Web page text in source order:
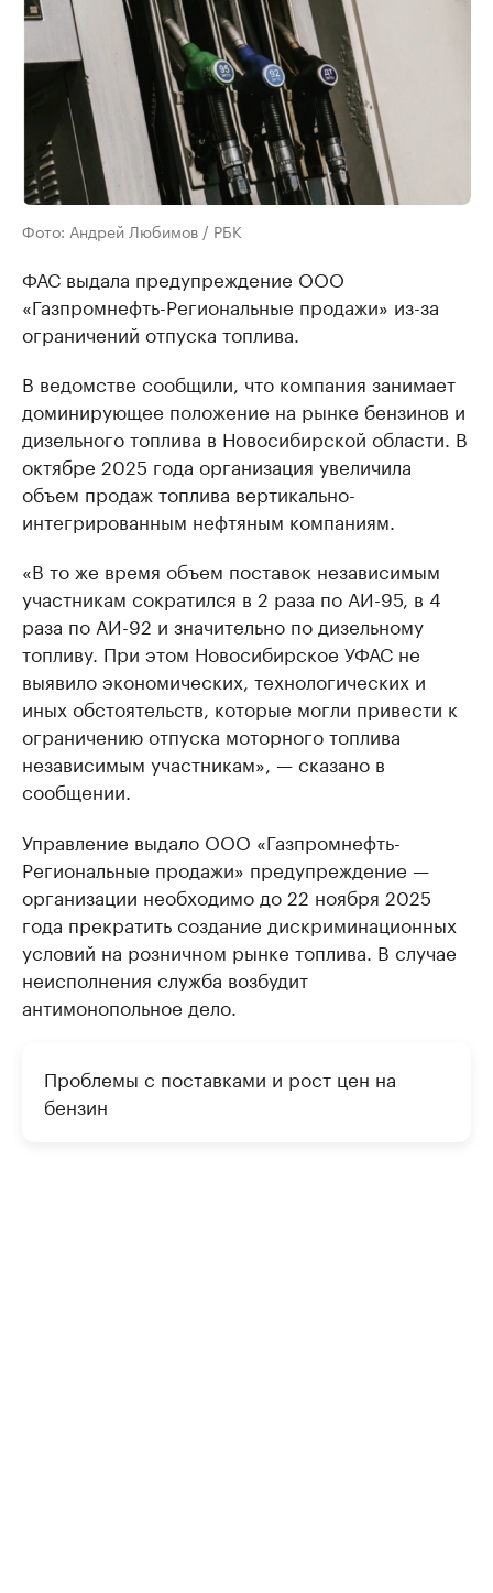
Фото: Андрей Любимов / РБК
ФАС выдала предупреждение ООО
«Газпромнефть-Региональные продажи» из-за
ограничений отпуска топлива.
В ведомстве сообщили, что компания занимает
доминирующее положение на рынке бензинов и
дизельного топлива в Новосибирской области. В
октябре 2025 года организация увеличила
объем продаж топлива вертикально-
интегрированным нефтяным компаниям.
«В то же время объем поставок независимым
участникам сократился в 2 раза по АИ-95, в 4
раза по АИ-92 и значительно по дизельному
топливу. При этом Новосибирское УФАС не
выявило экономических, технологических и
иных обстоятельств, которые могли привести к
ограничению отпуска моторного топлива
независимым участникам», — сказано в
сообщении.
Управление выдало ООО «Газпромнефть-
Региональные продажи» предупреждение —
организации необходимо до 22 ноября 2025
года прекратить создание дискриминационных
условий на розничном рынке топлива. В случае
неисполнения служба возбудит
антимонопольное дело.
Проблемы с поставками и рост цен на
бензин